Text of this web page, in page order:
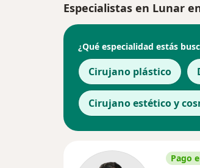
Especialistas en Lunar
¿Qué especialidad estás
Cirujano plástico
Cirujano estético y
Pago